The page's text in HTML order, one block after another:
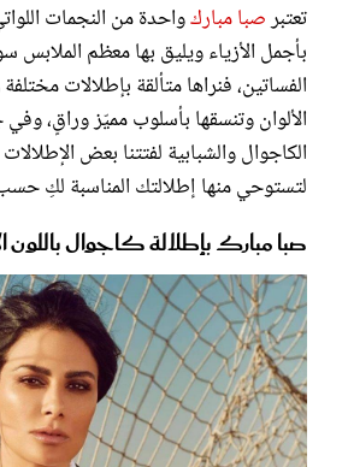
صبا مبارك بإطلالة كاجوال باللون الأسود
صبا مبارك بإطلالة كاجوال باللون الأخضر
صبا مبارك بإطلالة كاجوال باللون الأبيض
صبا مبارك بإطلالة كاجوال باللون الأزرق
تعتبرصبا مباركواحدة من النجمات
بأجمل الأزياء ويليق بها معظم الملابس
الفساتين، فنراها متألقة بإطلالات
الألوان وتنسقها بأسلوب مميّز وراقٍ،
الكاجوال والشبابية لفتتنا بعض
لتستوحي منها إطلالتك المناسبة لكِ
صبا مبارك بإطلالة كاجوال باللون
مجلة سيدتي
غلاف رفمي